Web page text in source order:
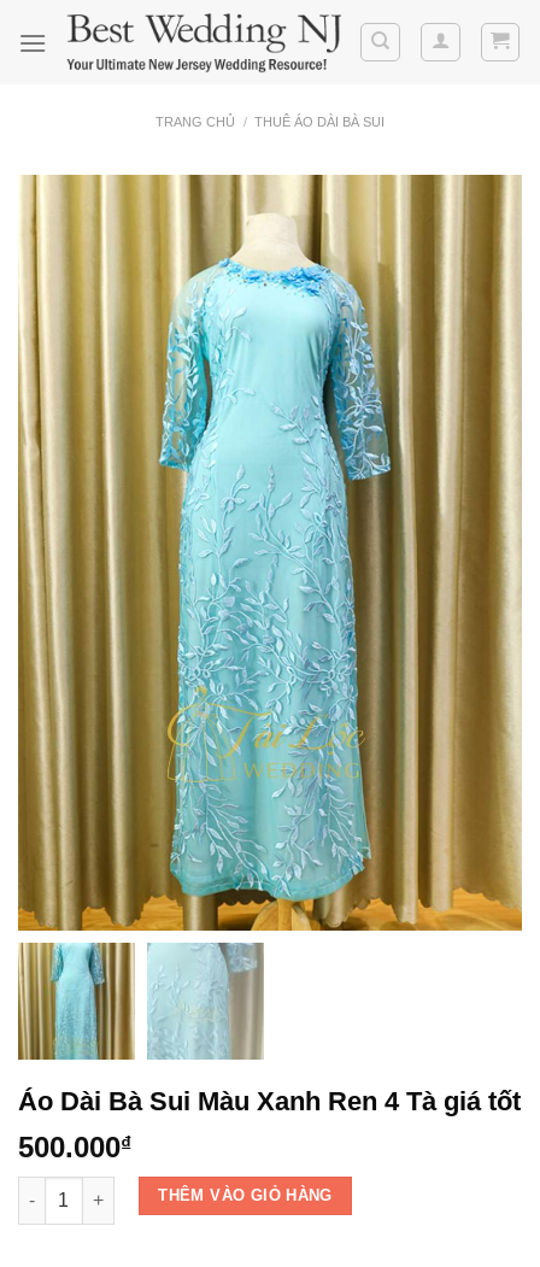
TRANG CHỦ / THUÊ ÁO DÀI BÀ SUI
Áo Dài Bà Sui Màu Xanh Ren 4 Tà giá tốt
500.000₫
Áo Dài Bà Sui Màu Xanh Ren 4 Tà giá tốt số lượng
THÊM VÀO GIỎ HÀNG